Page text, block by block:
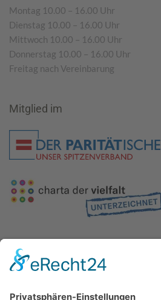
Montag 10.00 – 16.00 Uhr
Dienstag 10.00 – 16.00 Uhr
Mittwoch 10.00 – 16.00 Uhr
Donnerstag 10.00 – 16.00 Uhr
Freitag nach Vereinbarung
Mitglied im